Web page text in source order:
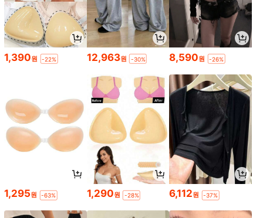
1,390원 -22% 12,963원 -30% 8,590원 -26%
1,295원 -63% 1,290원 -28% 6,112원 -37%